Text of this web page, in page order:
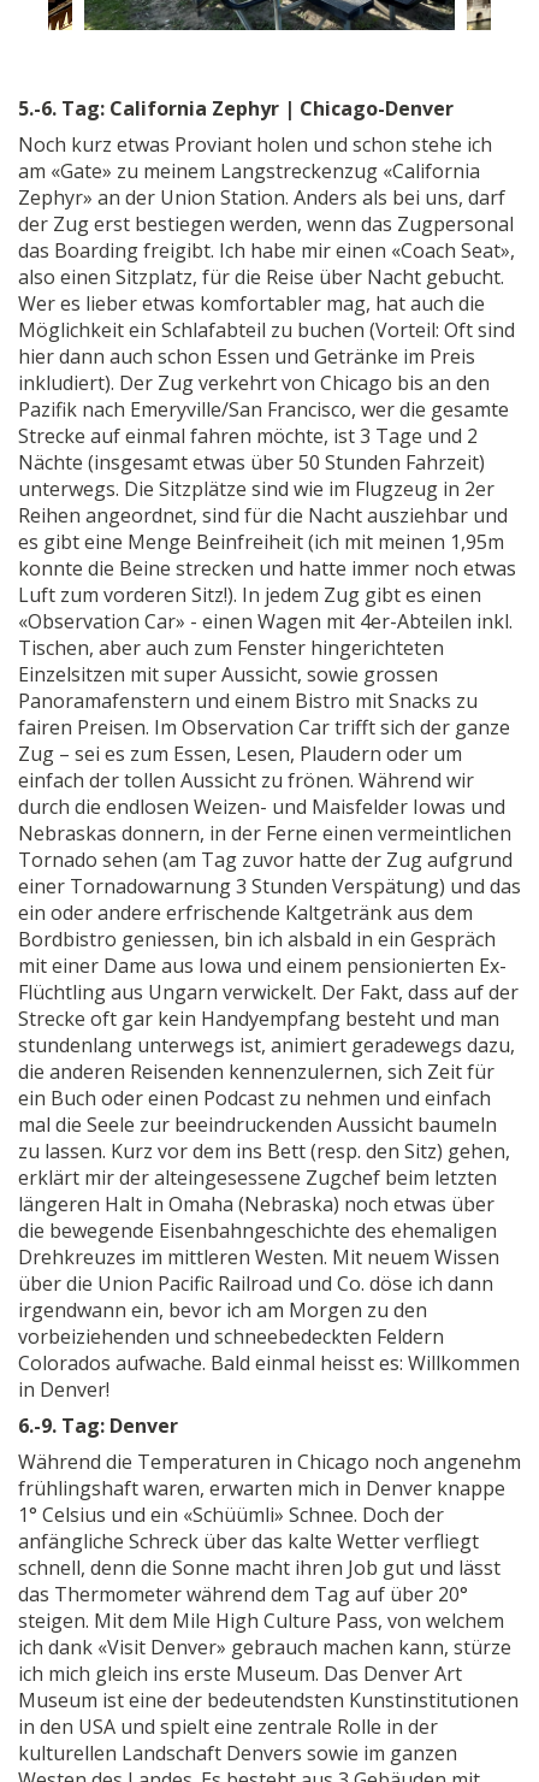
5.-6. Tag: California Zephyr | Chicago-Denver
Noch kurz etwas Proviant holen und schon stehe ich
am «Gate» zu meinem Langstreckenzug «California
Zephyr» an der Union Station. Anders als bei uns, darf
der Zug erst bestiegen werden, wenn das Zugpersonal
das Boarding freigibt. Ich habe mir einen «Coach Seat»,
also einen Sitzplatz, für die Reise über Nacht gebucht.
Wer es lieber etwas komfortabler mag, hat auch die
Möglichkeit ein Schlafabteil zu buchen (Vorteil: Oft sind
hier dann auch schon Essen und Getränke im Preis
inkludiert). Der Zug verkehrt von Chicago bis an den
Pazifik nach Emeryville/San Francisco, wer die gesamte
Strecke auf einmal fahren möchte, ist 3 Tage und 2
Nächte (insgesamt etwas über 50 Stunden Fahrzeit)
unterwegs. Die Sitzplätze sind wie im Flugzeug in 2er
Reihen angeordnet, sind für die Nacht ausziehbar und
es gibt eine Menge Beinfreiheit (ich mit meinen 1,95m
konnte die Beine strecken und hatte immer noch etwas
Luft zum vorderen Sitz!). In jedem Zug gibt es einen
«Observation Car» - einen Wagen mit 4er-Abteilen inkl.
Tischen, aber auch zum Fenster hingerichteten
Einzelsitzen mit super Aussicht, sowie grossen
Panoramafenstern und einem Bistro mit Snacks zu
fairen Preisen. Im Observation Car trifft sich der ganze
Zug – sei es zum Essen, Lesen, Plaudern oder um
einfach der tollen Aussicht zu frönen. Während wir
durch die endlosen Weizen- und Maisfelder Iowas und
Nebraskas donnern, in der Ferne einen vermeintlichen
Tornado sehen (am Tag zuvor hatte der Zug aufgrund
einer Tornadowarnung 3 Stunden Verspätung) und das
ein oder andere erfrischende Kaltgetränk aus dem
Bordbistro geniessen, bin ich alsbald in ein Gespräch
mit einer Dame aus Iowa und einem pensionierten Ex-
Flüchtling aus Ungarn verwickelt. Der Fakt, dass auf der
Strecke oft gar kein Handyempfang besteht und man
stundenlang unterwegs ist, animiert geradewegs dazu,
die anderen Reisenden kennenzulernen, sich Zeit für
ein Buch oder einen Podcast zu nehmen und einfach
mal die Seele zur beeindruckenden Aussicht baumeln
zu lassen. Kurz vor dem ins Bett (resp. den Sitz) gehen,
erklärt mir der alteingesessene Zugchef beim letzten
längeren Halt in Omaha (Nebraska) noch etwas über
die bewegende Eisenbahngeschichte des ehemaligen
Drehkreuzes im mittleren Westen. Mit neuem Wissen
über die Union Pacific Railroad und Co. döse ich dann
irgendwann ein, bevor ich am Morgen zu den
vorbeiziehenden und schneebedeckten Feldern
Colorados aufwache. Bald einmal heisst es: Willkommen
in Denver!
6.-9. Tag: Denver
Während die Temperaturen in Chicago noch angenehm
frühlingshaft waren, erwarten mich in Denver knappe
1° Celsius und ein «Schüümli» Schnee. Doch der
anfängliche Schreck über das kalte Wetter verfliegt
schnell, denn die Sonne macht ihren Job gut und lässt
das Thermometer während dem Tag auf über 20°
steigen. Mit dem Mile High Culture Pass, von welchem
ich dank «Visit Denver» gebrauch machen kann, stürze
ich mich gleich ins erste Museum. Das Denver Art
Museum ist eine der bedeutendsten Kunstinstitutionen
in den USA und spielt eine zentrale Rolle in der
kulturellen Landschaft Denvers sowie im ganzen